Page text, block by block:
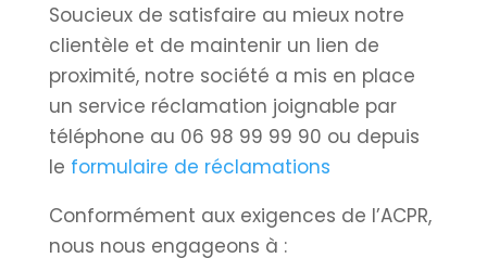
Soucieux de satisfaire au mieux notre
clientèle et de maintenir un lien de
proximité, notre société a mis en place
un service réclamation joignable par
téléphone au 06 98 99 99 90 ou depuis
le formulaire de réclamations
Conformément aux exigences de l’ACPR,
nous nous engageons à :